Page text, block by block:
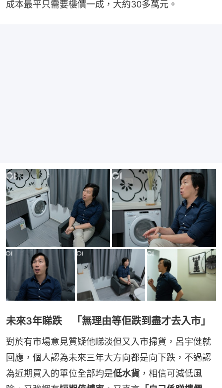
成本最平只需要樓價一成，大約30多萬元。
未來3年睇跌 「無理由等佢跌到盡才去入市」
對於有市場意見質疑他睇淡但又入市掃貨，呂宇健就
回應，個人認為未來三年大方向都是向下跌，不過認
為近期買入的單位全部均是低水貨 ，相信可減低風